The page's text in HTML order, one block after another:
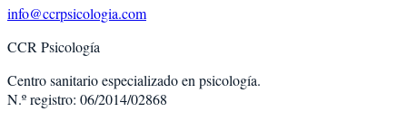
info@ccrpsicologia.com
CCR Psicología
Centro sanitario especializado en psicología.
N.º registro: 06/2014/02868